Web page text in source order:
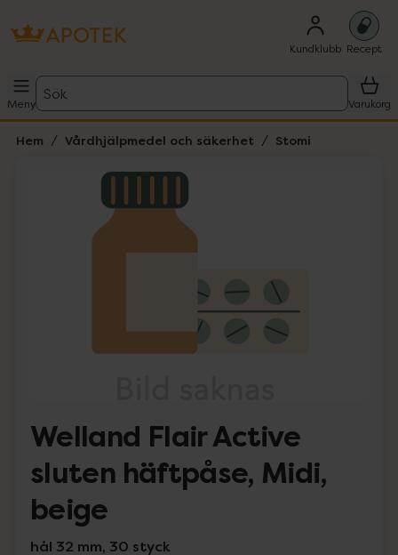
Kundklubb Recept
Meny
Sök
Varukorg
Hem Vårdhjälpmedel och säkerhet Stomi
Lista: . Innehåller 1 objekt.
Welland Flair Active
sluten häftpåse, Midi,
beige
hål 32 mm, 30 styck